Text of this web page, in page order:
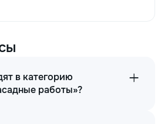
в категорию
работы»?